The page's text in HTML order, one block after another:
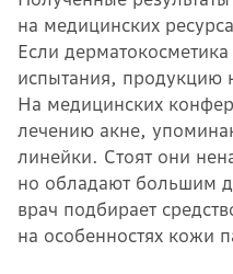
на медицинских
Если
испытания, продукцию
На медицинских
лечению акне,
линейки. Стоят они
но обладают большим
врач подбирает
на особенностях кожи